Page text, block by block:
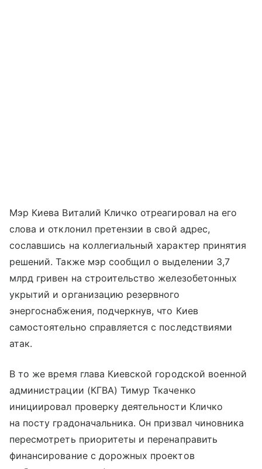
Мэр Киева Виталий Кличко отреагировал на его
слова и отклонил претензии в свой адрес,
сославшись на коллегиальный характер принятия
решений. Также мэр сообщил о выделении 3,7
млрд гривен на строительство железобетонных
укрытий и организацию резервного
энергоснабжения, подчеркнув, что Киев
самостоятельно справляется с последствиями
атак.
В то же время глава Киевской городской военной
администрации (КГВА) Тимур Ткаченко
инициировал проверку деятельности Кличко
на посту градоначальника. Он призвал чиновника
пересмотреть приоритеты и перенаправить
финансирование с дорожных проектов